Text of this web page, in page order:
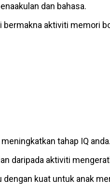
dan bahasa.
bermakna aktiviti memori
tahap IQ anda.
daripada aktiviti
kuat untuk anak